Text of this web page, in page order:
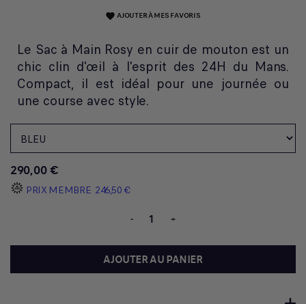
favorite AJOUTER À MES FAVORIS
Le Sac à Main Rosy en cuir de mouton est un
chic clin d'œil à l'esprit des 24H du Mans.
Compact, il est idéal pour une journée ou
une course avec style.
290,00 €
PRIX MEMBRE 246,50 €
- +
AJOUTER AU PANIER